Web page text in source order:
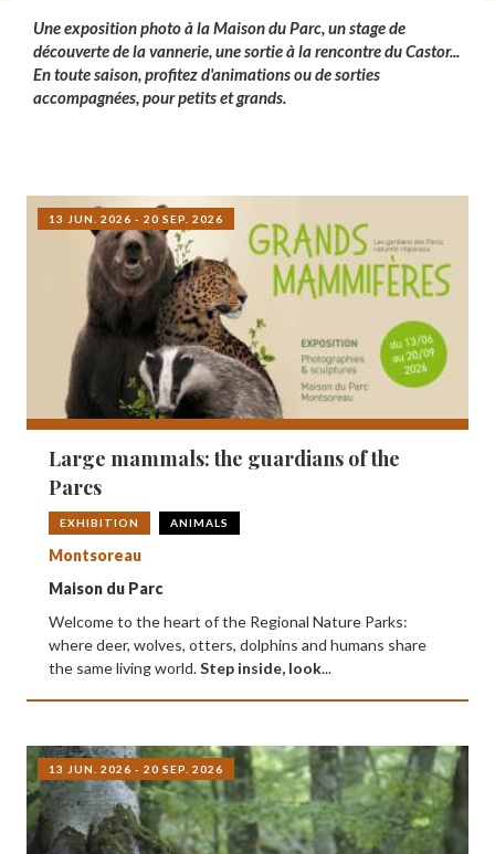
Une exposition photo à la Maison du Parc, un stage de
découverte de la vannerie, une sortie à la rencontre du Castor...
En toute saison, profitez d'animations ou de sorties
accompagnées, pour petits et grands.
13 JUN. 2026 - 20 SEP. 2026
Large mammals: the guardians of the
Parcs
EXHIBITION ANIMALS
Montsoreau
Maison du Parc
Welcome to the heart of the Regional Nature Parks:
where deer, wolves, otters, dolphins and humans share
the same living world.Step inside, look...
13 JUN. 2026 - 20 SEP. 2026